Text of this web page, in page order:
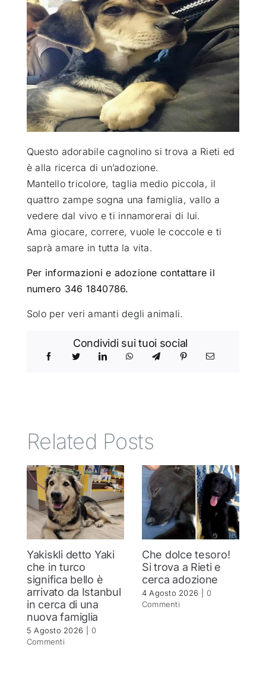
ATTUALITÀ
VIDEO
CHI SIAMO
SEMPRE CON ME
Questo adorabile cagnolino si trova a Rieti ed
è alla ricerca di un’adozione.
Mantello tricolore, taglia medio piccola, il
quattro zampe sogna una famiglia, vallo a
vedere dal vivo e ti innamorerai di lui.
Ama giocare, correre, vuole le coccole e ti
saprà amare in tutta la vita.
Per informazioni e adozione contattare il
numero 346 1840786.
Solo per veri amanti degli animali.
Condividi sui tuoi social
Related Posts
Yakiskli detto Yaki
che in turco
significa bello è
arrivato da Istanbul
in cerca di una
nuova famiglia
5 Agosto 2026
0
Commenti
Che dolce tesoro!
Si trova a Rieti e
cerca adozione
4 Agosto 2026
0
Commenti